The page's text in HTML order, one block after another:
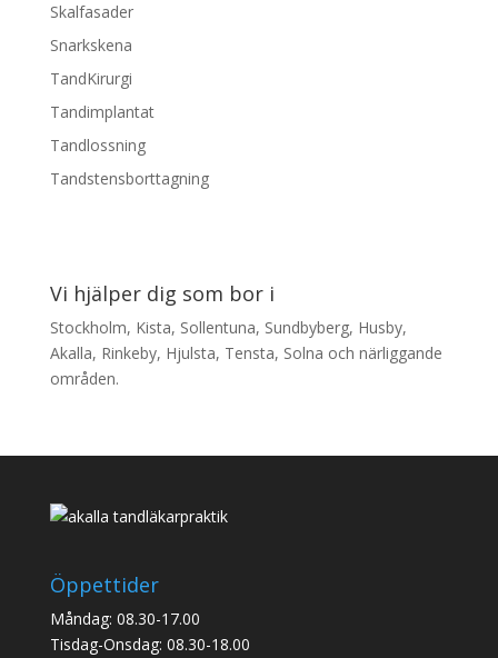
Skalfasader
Snarkskena
TandKirurgi
Tandimplantat
Tandlossning
Tandstensborttagning
Vi hjälper dig som bor i
Stockholm, Kista, Sollentuna, Sundbyberg, Husby,
Akalla, Rinkeby, Hjulsta, Tensta, Solna och närliggande
områden.
Öppettider
Måndag: 08.30-17.00
Tisdag-Onsdag: 08.30-18.00